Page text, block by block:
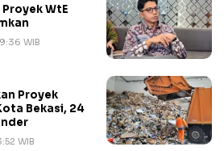
WtE
WIB
Proyek
Bekasi, 24
WIB